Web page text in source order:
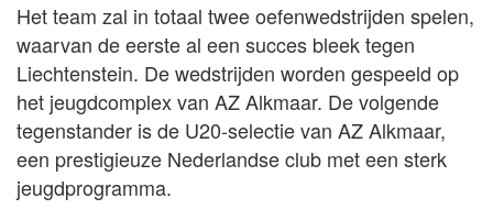
Het team zal in totaal twee oefenwedstrijden spelen,
waarvan de eerste al een succes bleek tegen
Liechtenstein. De wedstrijden worden gespeeld op
het jeugdcomplex van AZ Alkmaar. De volgende
tegenstander is de U20-selectie van AZ Alkmaar,
een prestigieuze Nederlandse club met een sterk
jeugdprogramma.